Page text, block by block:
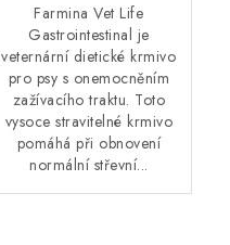
Farmina Vet Life
Gastrointestinal je
veternární dietické krmivo
pro psy s onemocněním
zažívacího traktu. Toto
vysoce stravitelné krmivo
pomáhá při obnovení
normální střevní...